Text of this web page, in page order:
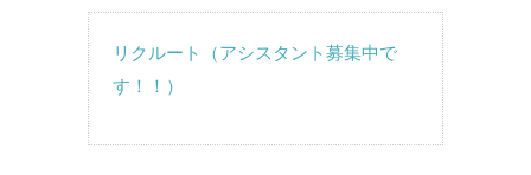
リクルート（アシスタント募集中で
す！！）